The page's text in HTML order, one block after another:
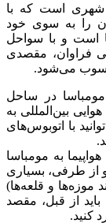
شهری است که با
را به سوی خود
است و با سواحل
فراوان، مقصدی
می‌شود.
مومباسا در ساحل
بین‌المللی به
با اتوبوس‌های
به مومباسا
از طرفی، بسیاری
موزه‌ها و قلعه‌ها)
از قبل، مقصد
کنید.